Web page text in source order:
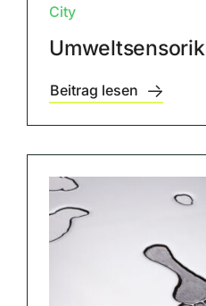
City
Umweltsensorik
Beitrag lesen